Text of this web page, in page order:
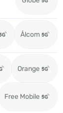
Ålcom
Orange
Free Mobile